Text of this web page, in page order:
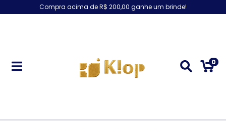
Compra acima de R$ 200,00 ganhe um brinde!
0